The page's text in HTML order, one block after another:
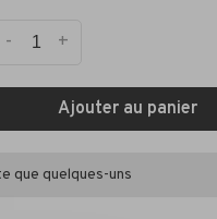
+
-
Ajouter au panier
que quelques-uns